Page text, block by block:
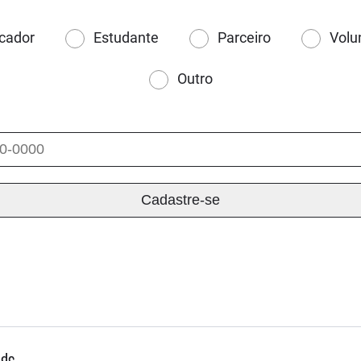
Estudante Parceiro
Outro